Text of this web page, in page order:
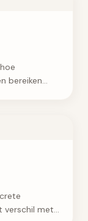
bereiken
verschil met